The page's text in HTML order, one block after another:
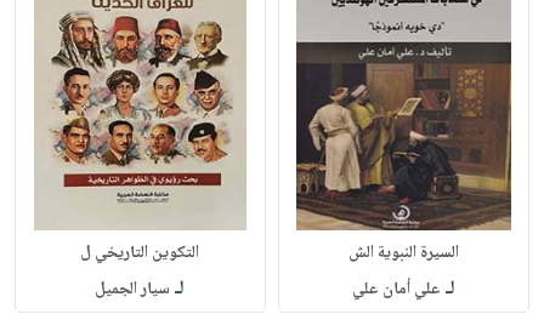
السيرة النبوية الش
لـ علي أمان علي
التكوين التاريخي ل
لـ سيار الجميل